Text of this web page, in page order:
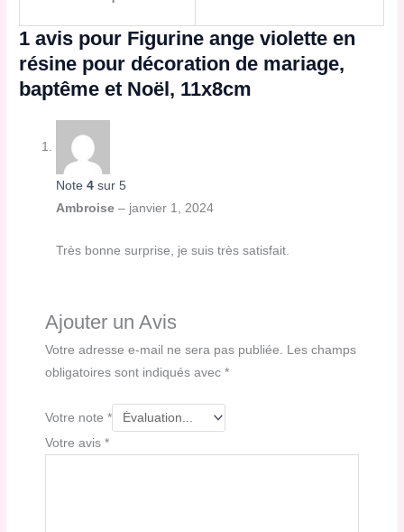
1 avis pour Figurine ange violette en
résine pour décoration de mariage,
baptême et Noël, 11x8cm
Note4 sur 5
Ambroise– janvier 1, 2024
Très bonne surprise, je suis très satisfait.
Ajouter un Avis
Votre adresse e-mail ne sera pas publiée. Les champs
obligatoires sont indiqués avec*
Votre note*
Votre avis*